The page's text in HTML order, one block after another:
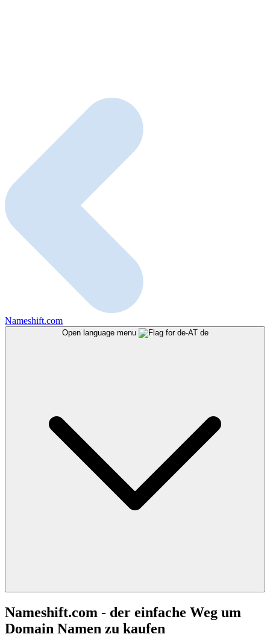
Nameshift.com
Open language menu de
Nameshift.com - der einfache Weg um
Domain Namen zu kaufen